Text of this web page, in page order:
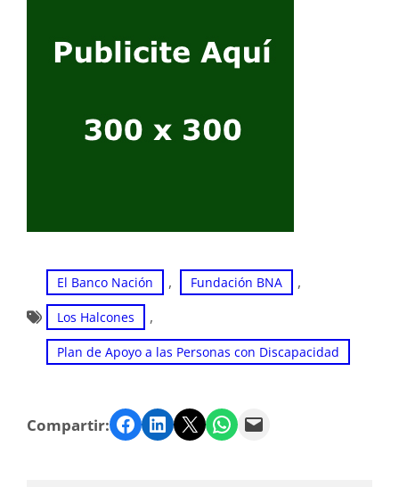
El Banco Nación , Fundación BNA ,
Los Halcones ,
Plan de Apoyo a las Personas con Discapacidad
Compartir: Facebook LinkedIn Twitter WhatsApp Email